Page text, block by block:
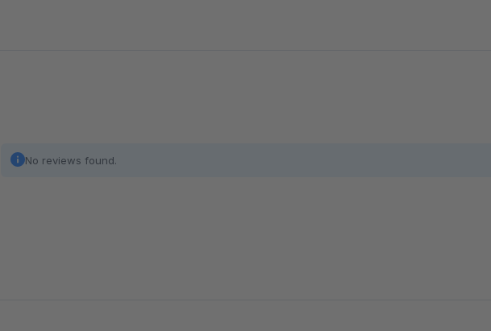
No reviews found.